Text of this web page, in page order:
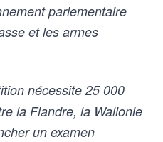
parlementaire
et les armes
nécessite 25 000
la Flandre, la Wallonie
un examen